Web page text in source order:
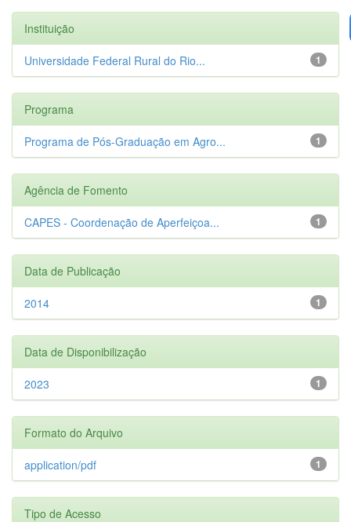
Instituição
1
Universidade Federal Rural do Rio...
Programa
1
Programa de Pós-Graduação em Agro...
Agência de Fomento
1
CAPES - Coordenação de Aperfeiçoa...
Data de Publicação
1
2014
Data de Disponibilização
1
2023
Formato do Arquivo
1
application/pdf
Tipo de Acesso